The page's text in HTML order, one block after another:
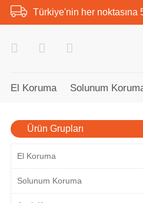
Türkiye'nin her noktasına
El Koruma Solunum
Ürün Grupları
El Koruma
Solunum Koruma